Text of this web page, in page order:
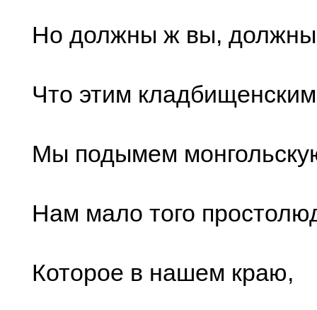
Но должны ж вы, должны
Что этим
Мы подымем
Нам мало того
Которое в нашем краю,